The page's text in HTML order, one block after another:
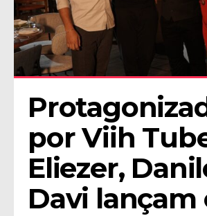
por Viih
Eliezer,
Davi lançam